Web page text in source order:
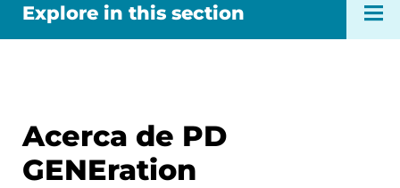
Explore in this section
Acerca de PD
GENEration